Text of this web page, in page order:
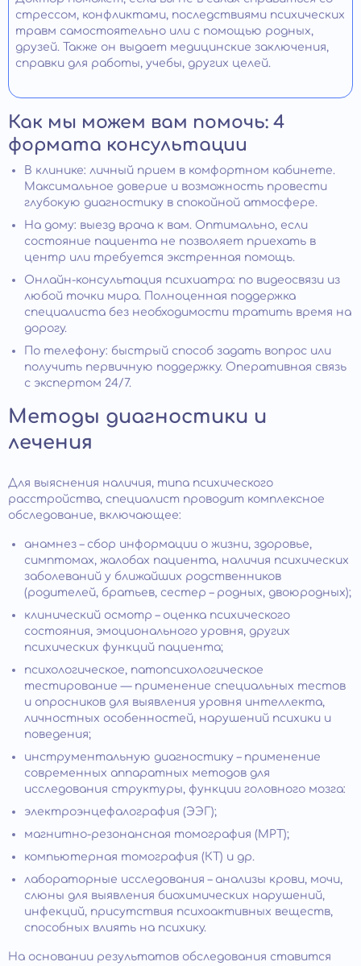
стрессом, конфликтами, последствиями психических
травм самостоятельно или с помощью родных,
друзей. Также он выдает медицинские заключения,
справки для работы, учебы, других целей.
Как мы можем вам помочь: 4
формата консультации
В клинике: личный прием в комфортном кабинете.
Максимальное доверие и возможность провести
глубокую диагностику в спокойной атмосфере.
На дому: выезд врача к вам. Оптимально, если
состояние пациента не позволяет приехать в
центр или требуется экстренная помощь.
Онлайн-консультация психиатра: по видеосвязи из
любой точки мира. Полноценная поддержка
специалиста без необходимости тратить время на
дорогу.
По телефону: быстрый способ задать вопрос или
получить первичную поддержку. Оперативная связь
с экспертом 24/7.
Методы диагностики и
лечения
Для выяснения наличия, типа психического
расстройства, специалист проводит комплексное
обследование, включающее:
анамнез – сбор информации о жизни, здоровье,
симптомах, жалобах пациента, наличия психических
заболеваний у ближайших родственников
(родителей, братьев, сестер – родных, двоюродных);
клинический осмотр – оценка психического
состояния, эмоционального уровня, других
психических функций пациента;
психологическое, патопсихологическое
тестирование — применение специальных тестов
и опросников для выявления уровня интеллекта,
личностных особенностей, нарушений психики и
поведения;
инструментальную диагностику – применение
современных аппаратных методов для
исследования структуры, функции головного мозга:
электроэнцефалография (ЭЭГ);
магнитно-резонансная томография (МРТ);
компьютерная томография (КТ) и др.
лабораторные исследования – анализы крови, мочи,
слюны для выявления биохимических нарушений,
инфекций, присутствия психоактивных веществ,
способных влиять на психику.
На основании результатов обследования ставится